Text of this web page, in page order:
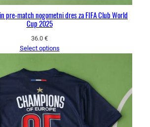
pre-match nogometni dres za FIFA Club World
Cup 2025
36.0 €
Select options